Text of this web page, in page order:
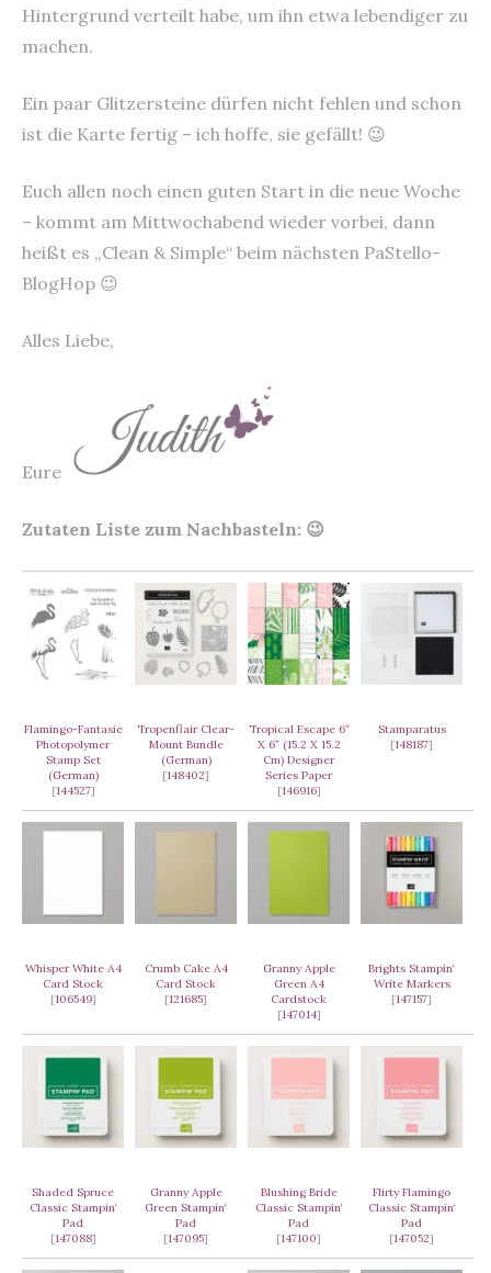
Hintergrund verteilt habe, um ihn etwa lebendiger zu
machen.
Ein paar Glitzersteine dürfen nicht fehlen und schon
ist die Karte fertig – ich hoffe, sie gefällt! 😉
Euch allen noch einen guten Start in die neue Woche
– kommt am Mittwochabend wieder vorbei, dann
heißt es „Clean & Simple“ beim nächsten PaStello-
BlogHop 😉
Alles Liebe,
Eure
Zutaten Liste zum Nachbasteln: 😉
Flamingo-Fantasie
Photopolymer
Stamp Set
(German)
[144527]
Tropenflair Clear-
Mount Bundle
(German)
[148402]
Tropical Escape 6″
X 6″ (15.2 X 15.2
Cm) Designer
Series Paper
[146916]
Stamparatus
[148187]
Whisper White A4
Card Stock
[106549]
Crumb Cake A4
Card Stock
[121685]
Granny Apple
Green A4
Cardstock
[147014]
Brights Stampin‘
Write Markers
[147157]
Shaded Spruce
Classic Stampin‘
Pad
[147088]
Granny Apple
Green Stampin‘
Pad
[147095]
Blushing Bride
Classic Stampin‘
Pad
[147100]
Flirty Flamingo
Classic Stampin‘
Pad
[147052]